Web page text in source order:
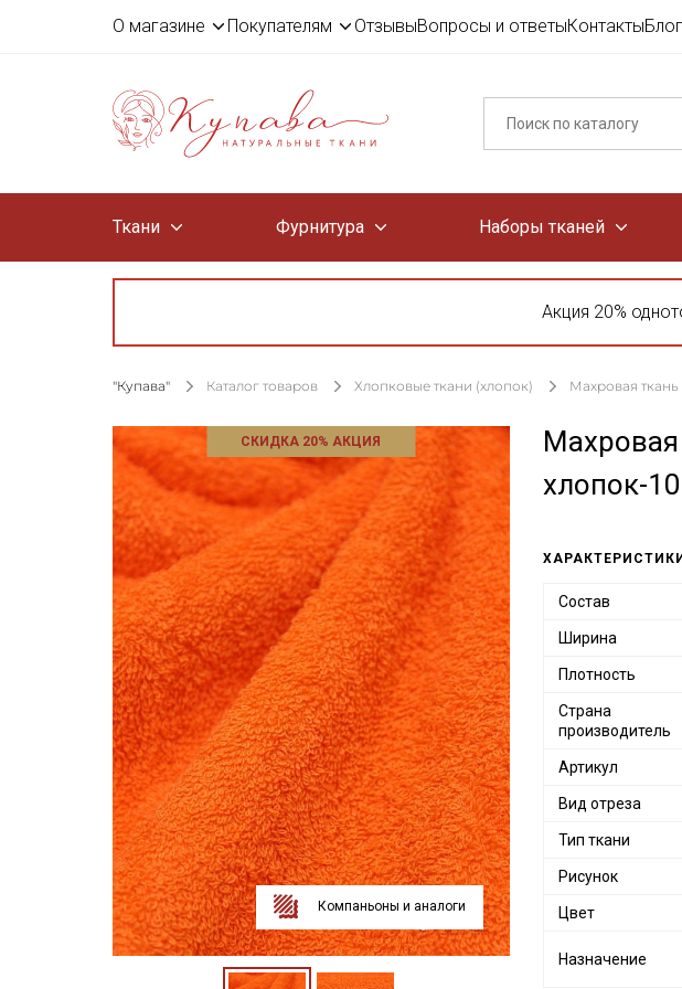
О магазине Покупателям ОтзывыВопросы и ответыКонтактыБлог
Ткани Фурнитура Наборы тканей
Акция 20%
"Купава" Каталог товаров Хлопковые ткани (хлопок) Махровая
СКИДКА 20% АКЦИЯ
Компаньоны и аналоги
хлопок-
ХАРАКТЕРИСТИКИ
Состав
Ширина
Плотность
Страна
производитель
Артикул
Вид отреза
Тип ткани
Рисунок
Цвет
Назначение